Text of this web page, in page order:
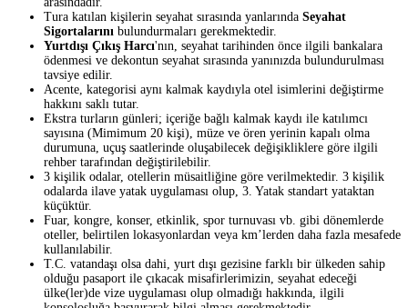
Tura katılan kişilerin seyahat sırasında yanlarında Seyahat
Sigortalarını bulundurmaları gerekmektedir.
Yurtdışı Çıkış Harcı'nın, seyahat tarihinden önce ilgili bankalara
ödenmesi ve dekontun seyahat sırasında yanınızda bulundurulması
tavsiye edilir.
Acente, kategorisi aynı kalmak kaydıyla otel isimlerini değiştirme
hakkını saklı tutar.
Ekstra turların günleri; içeriğe bağlı kalmak kaydı ile katılımcı
sayısına (Mimimum 20 kişi), müze ve ören yerinin kapalı olma
durumuna, uçuş saatlerinde oluşabilecek değişikliklere göre ilgili
rehber tarafından değiştirilebilir.
3 kişilik odalar, otellerin müsaitliğine göre verilmektedir. 3 kişilik
odalarda ilave yatak uygulaması olup, 3. Yatak standart yataktan
küçüktür.
Fuar, kongre, konser, etkinlik, spor turnuvası vb. gibi dönemlerde
oteller, belirtilen lokasyonlardan veya km’lerden daha fazla mesafede
kullanılabilir.
T.C. vatandaşı olsa dahi, yurt dışı gezisine farklı bir ülkeden sahip
olduğu pasaport ile çıkacak misafirlerimizin, seyahat edeceği
ülke(ler)de vize uygulaması olup olmadığı hakkında, ilgili